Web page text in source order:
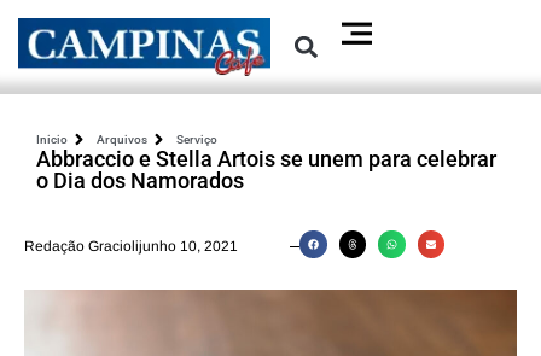
Inicio Arquivos Serviço
Abbraccio e Stella Artois se unem para celebrar
o Dia dos Namorados
Redação Graciolijunho 10, 2021